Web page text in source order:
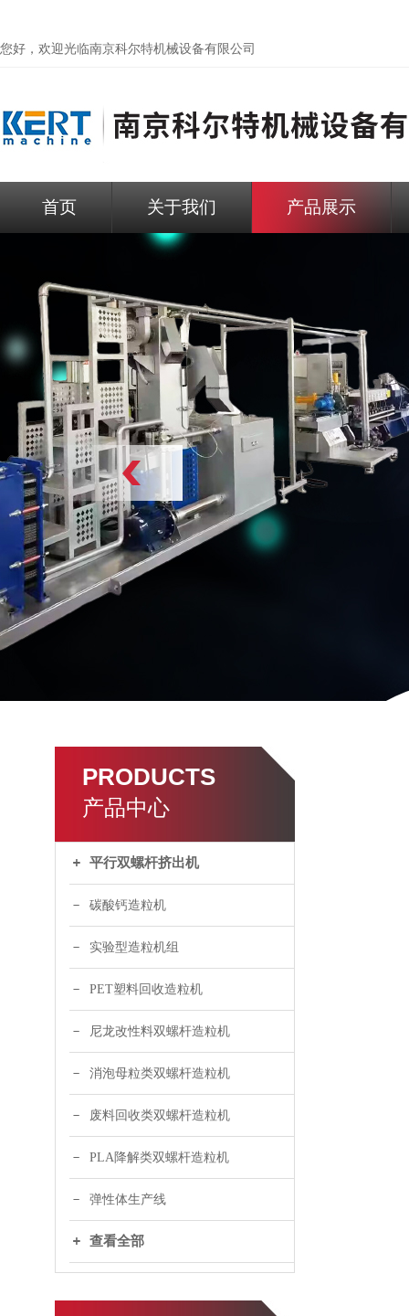
您好，欢迎光临南京科尔特机械设备有限公司
首页 关于我们 产品展示
PRODUCTS
产品中心
平行双螺杆挤出机
碳酸钙造粒机
实验型造粒机组
PET塑料回收造粒机
尼龙改性料双螺杆造粒机
消泡母粒类双螺杆造粒机
废料回收类双螺杆造粒机
PLA降解类双螺杆造粒机
弹性体生产线
查看全部